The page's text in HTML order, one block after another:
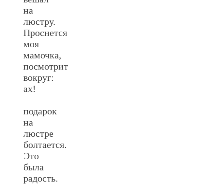
на
люстру.
Проснется
моя
мамочка,
посмотрит
вокруг:
ах!
—
подарок
на
люстре
болтается.
Это
была
радость.